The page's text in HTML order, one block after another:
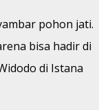
pohon jati.
bisa hadir di
di Istana